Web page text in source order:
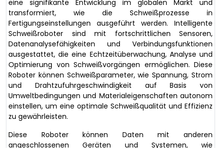
eine signifikante Entwicklung im globalen Markt und
transformiert, wie die Schweißprozesse in
Fertigungseinstellungen ausgeführt werden. Intelligente
Schweißroboter sind mit fortschrittlichen Sensoren,
Datenanalysefähigkeiten und Verbindungsfunktionen
ausgestattet, die eine Echtzeitüberwachung, Analyse und
Optimierung von Schweißvorgängen ermöglichen. Diese
Roboter können Schweißparameter, wie Spannung, Strom
und Drahtzufuhrgeschwindigkeit auf Basis von
Umweltbedingungen und Materialeigenschaften autonom
einstellen, um eine optimale Schweißqualität und Effizienz
zu gewährleisten.
Diese Roboter können Daten mit anderen
angeschlossenen Geräten und Systemen, wie